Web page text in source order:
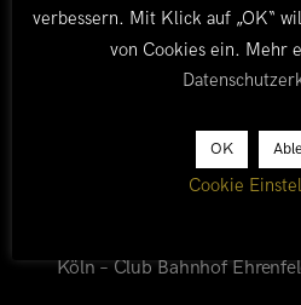
23.10.2015, 18.00 Uhr:
Judenburg (Österreich) –
www.elmundo-
30.10.2015, 19.00 Uhr:
Gummersbach – Halle 32
Köln – Club Bahnhof
verbessern. Mit Klick auf „OK“
von Cookies ein. Mehr
OK
Cookie